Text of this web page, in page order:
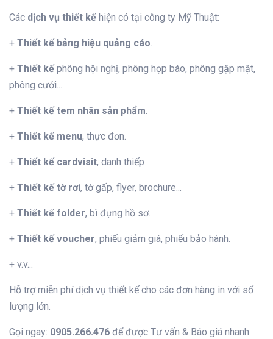
Các dịch vụ thiết kế hiện có tại công ty Mỹ Thuật:
+ Thiết kế bảng hiệu quảng cáo.
+ Thiết kế phông hội nghị, phông họp báo, phông gặp mặt,
phông cưới...
+ Thiết kế tem nhãn sản phẩm.
+ Thiết kế menu, thực đơn.
+ Thiết kế cardvisit, danh thiếp
+ Thiết kế tờ rơi, tờ gấp, flyer, brochure...
+ Thiết kế folder, bì đựng hồ sơ.
+ Thiết kế voucher, phiếu giảm giá, phiếu bảo hành.
+ v.v...
Hỗ trợ miễn phí dịch vụ thiết kế cho các đơn hàng in với số
lượng lớn.
Gọi ngay: 0905.266.476 để được Tư vấn & Báo giá nhanh